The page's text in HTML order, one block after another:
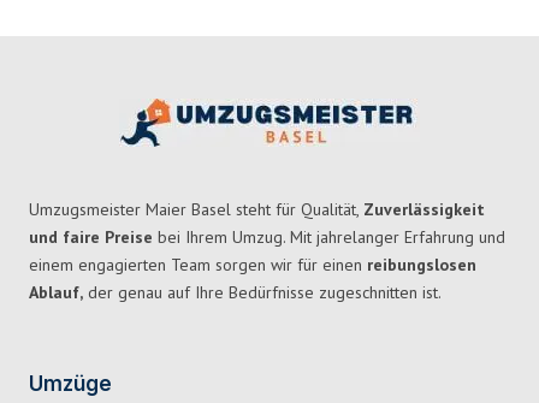
Umzugsmeister Maier Basel steht für Qualität, Zuverlässigkeit
und faire Preise bei Ihrem Umzug. Mit jahrelanger Erfahrung und
einem engagierten Team sorgen wir für einen reibungslosen
Ablauf, der genau auf Ihre Bedürfnisse zugeschnitten ist.
Umzüge